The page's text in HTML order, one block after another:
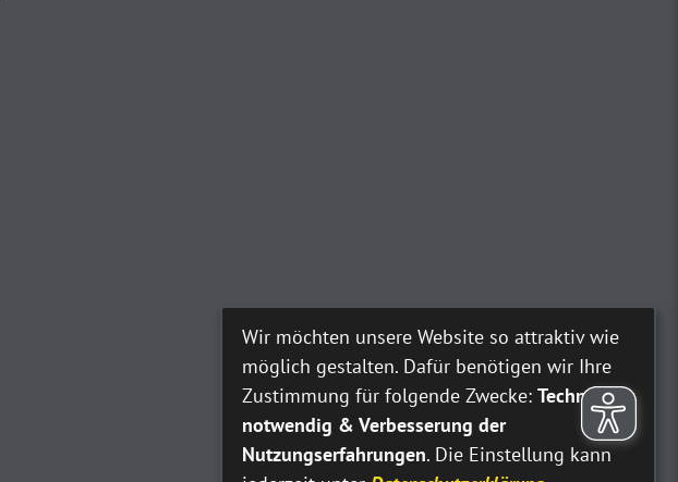
Wir möchten unsere Website so attraktiv wie
möglich gestalten. Dafür benötigen wir Ihre
Zustimmung für folgende Zwecke: Technisch
notwendig & Verbesserung der
Nutzungserfahrungen. Die Einstellung kann